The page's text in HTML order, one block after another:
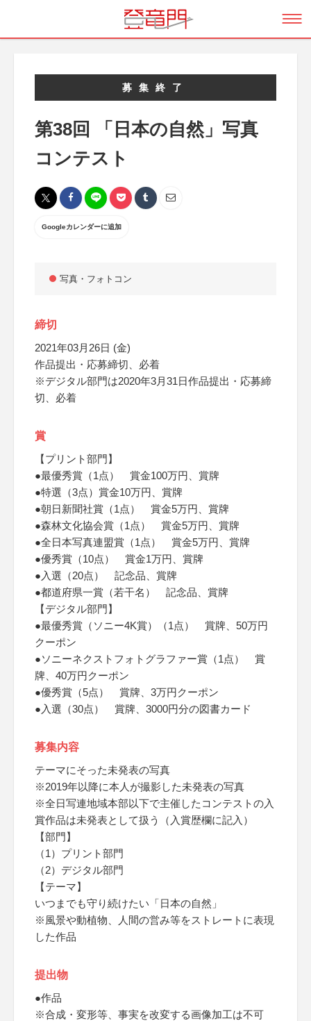
募集終了
第38回 「日本の自然」写真
コンテスト
Googleカレンダーに追加
写真・フォトコン
締切
2021年03月26日 (金)
作品提出・応募締切、必着
※デジタル部門は2020年3月31日作品提出・応募締
切、必着
賞
【プリント部門】
●最優秀賞（1点） 賞金100万円、賞牌
●特選（3点）賞金10万円、賞牌
●朝日新聞社賞（1点） 賞金5万円、賞牌
●森林文化協会賞（1点） 賞金5万円、賞牌
●全日本写真連盟賞（1点） 賞金5万円、賞牌
●優秀賞（10点） 賞金1万円、賞牌
●入選（20点） 記念品、賞牌
●都道府県一賞（若干名） 記念品、賞牌
【デジタル部門】
●最優秀賞（ソニー4K賞）（1点） 賞牌、50万円
クーポン
●ソニーネクストフォトグラファー賞（1点） 賞
牌、40万円クーポン
●優秀賞（5点） 賞牌、3万円クーポン
●入選（30点） 賞牌、3000円分の図書カード
募集内容
テーマにそった未発表の写真
※2019年以降に本人が撮影した未発表の写真
※全日写連地域本部以下で主催したコンテストの入
賞作品は未発表として扱う（入賞歴欄に記入）
【部門】
（1）プリント部門
（2）デジタル部門
【テーマ】
いつまでも守り続けたい「日本の自然」
※風景や動植物、人間の営み等をストレートに表現
した作品
提出物
●作品
※合成・変形等、事実を改変する画像加工は不可